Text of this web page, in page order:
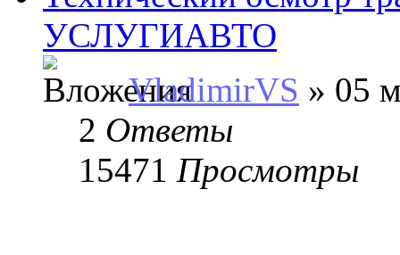
УСЛУГИАВТО
VladimirVS » 05
2 Ответы
15471 Просмотры